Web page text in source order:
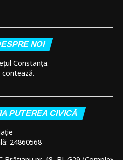
NOI
Constanța.
PUTEREA CIVICĂ
24860568